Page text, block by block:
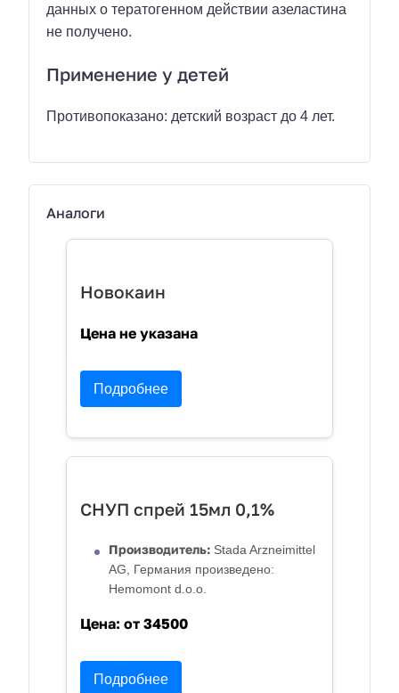
данных о тератогенном действии азеластина
не получено.
Применение у детей
Противопоказано: детский возраст до 4 лет.
Аналоги
Новокаин
Цена не указана
Подробнее
СНУП спрей 15мл 0,1%
Производитель: Stada Arzneimittel
AG, Германия произведено:
Hemomont d.o.o.
Цена: от 34500
Подробнее